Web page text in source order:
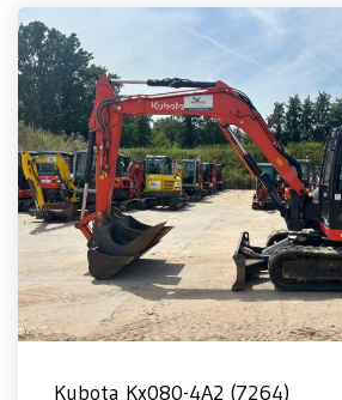
Kubota Kx080-4A2 (7264)